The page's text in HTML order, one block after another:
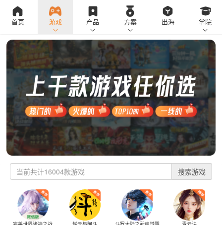
首页 游戏 产品 方案 出海 学院
搜索游戏